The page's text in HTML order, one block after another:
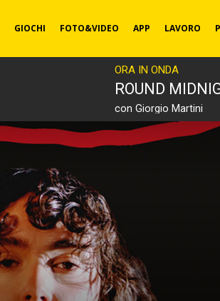
GIOCHI FOTO&VIDEO APP LAVORO
ORA IN ONDA
ROUND
con Giorgio Martini